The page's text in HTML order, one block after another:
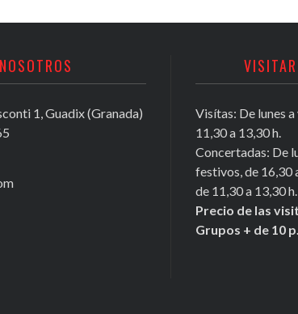
1, Guadix (Granada)
Visítas: De lunes
11,30 a 13,30 h.
Concertadas: De
festivos, de 16,30
de 11,30 a 13,30 h.
Precio de las
Grupos + de 10